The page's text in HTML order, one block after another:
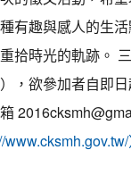
有趣與感人的生
拾時光的軌跡。
，欲參加者自即
www.cksmh.gov.tw/